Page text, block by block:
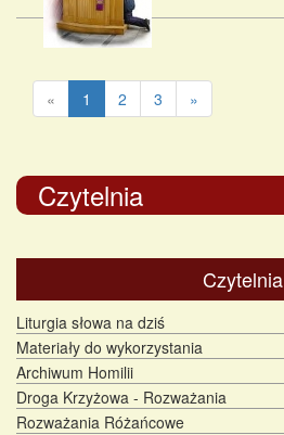
« 1 2 3 »
Czytelnia
Czytelnia
Liturgia słowa na dziś
Materiały do wykorzystania
Archiwum Homilii
Droga Krzyżowa - Rozważania
Rozważania Różańcowe